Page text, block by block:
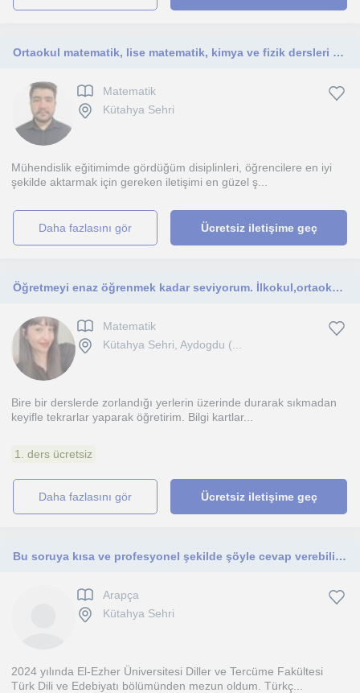
Ortaokul matematik, lise matematik, kimya ve fizik dersleri verebilirim. Kütahya içi yüzyüze çalışabilirim.
Matematik
Kütahya Sehri
Mühendislik eğitimimde gördüğüm disiplinleri, öğrencilere en iyi
şekilde aktarmak için gereken iletişimi en güzel ş...
daha fazlasını gör Ücretsiz iletişime geç
Öğretmeyi enaz öğrenmek kadar seviyorum. İlkokul,ortaokul derecesine başarılarından gurur duyacağım yardımlar sunmak isterim.
Matematik
Kütahya Sehri, Aydogdu (...
Bire bir derslerde zorlandığı yerlerin üzerinde durarak sıkmadan
keyifle tekrarlar yaparak öğretirim. Bilgi kartlar...
1. ders ücretsiz
daha fazlasını gör Ücretsiz iletişime geç
Bu soruya kısa ve profesyonel şekilde şöyle cevap verebilirsin: Kendimi sabırlı, iletişimi güçlü ve detaylara önem veren biriyim
Arapça
Kütahya Sehri
2024 yılında El-Ezher Üniversitesi Diller ve Tercüme Fakültesi
Türk Dili ve Edebiyatı bölümünden mezun oldum. Türkç...